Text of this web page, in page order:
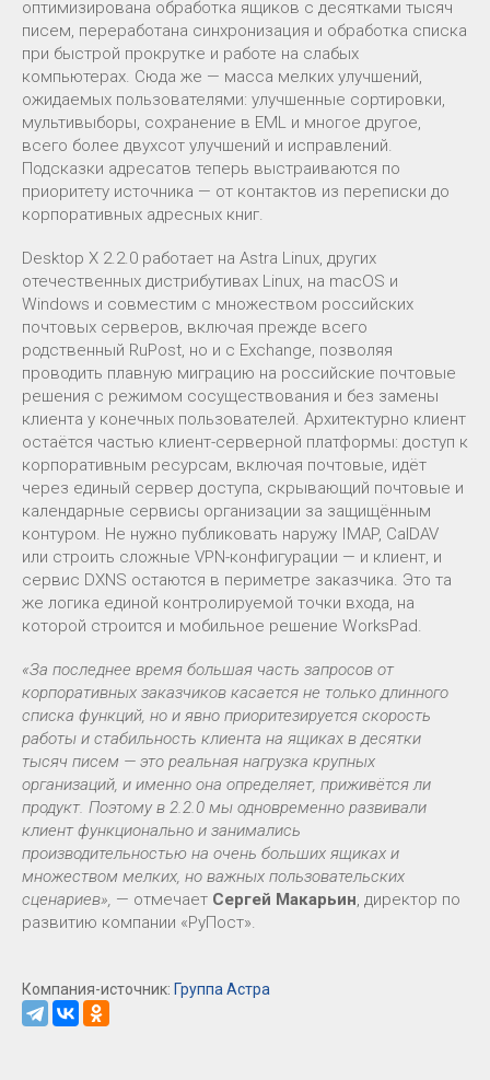
оптимизирована обработка ящиков с десятками тысяч
писем, переработана синхронизация и обработка списка
при быстрой прокрутке и работе на слабых
компьютерах. Сюда же — масса мелких улучшений,
ожидаемых пользователями: улучшенные сортировки,
мультивыборы, сохранение в EML и многое другое,
всего более двухсот улучшений и исправлений.
Подсказки адресатов теперь выстраиваются по
приоритету источника — от контактов из переписки до
корпоративных адресных книг.
Desktop X 2.2.0 работает на Astra Linux, других
отечественных дистрибутивах Linux, на macOS и
Windows и совместим с множеством российских
почтовых серверов, включая прежде всего
родственный RuPost, но и с Exchange, позволяя
проводить плавную миграцию на российские почтовые
решения с режимом сосуществования и без замены
клиента у конечных пользователей. Архитектурно клиент
остаётся частью клиент-серверной платформы: доступ к
корпоративным ресурсам, включая почтовые, идёт
через единый сервер доступа, скрывающий почтовые и
календарные сервисы организации за защищённым
контуром. Не нужно публиковать наружу IMAP, CalDAV
или строить сложные VPN-конфигурации — и клиент, и
сервис DXNS остаются в периметре заказчика. Это та
же логика единой контролируемой точки входа, на
которой строится и мобильное решение WorksPad.
«За последнее время большая часть запросов от
корпоративных заказчиков касается не только длинного
списка функций, но и явно приоритезируется скорость
работы и стабильность клиента на ящиках в десятки
тысяч писем — это реальная нагрузка крупных
организаций, и именно она определяет, приживётся ли
продукт. Поэтому в 2.2.0 мы одновременно развивали
клиент функционально и занимались
производительностью на очень больших ящиках и
множеством мелких, но важных пользовательских
сценариев», — отмечает Сергей Макарьин, директор по
развитию компании «РуПост».
Компания-источник: Группа Астра